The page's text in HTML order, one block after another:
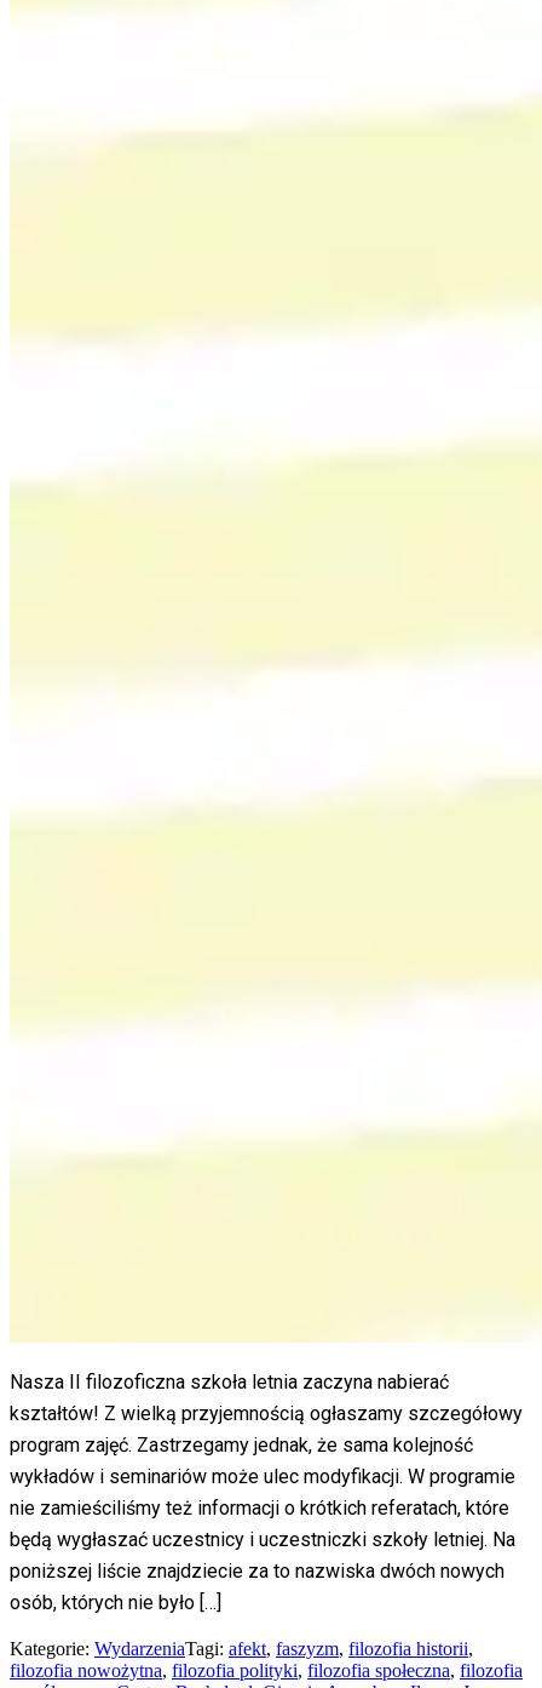
Nasza II filozoficzna szkoła letnia zaczyna nabierać
kształtów! Z wielką przyjemnością ogłaszamy szczegółowy
program zajęć. Zastrzegamy jednak, że sama kolejność
wykładów i seminariów może ulec modyfikacji. W programie
nie zamieściliśmy też informacji o krótkich referatach, które
będą wygłaszać uczestnicy i uczestniczki szkoły letniej. Na
poniższej liście znajdziecie za to nazwiska dwóch nowych
osób, których nie było […]
Kategorie: WydarzeniaTagi: afekt, faszyzm, filozofia historii,
filozofia nowożytna, filozofia polityki, filozofia społeczna, filozofia